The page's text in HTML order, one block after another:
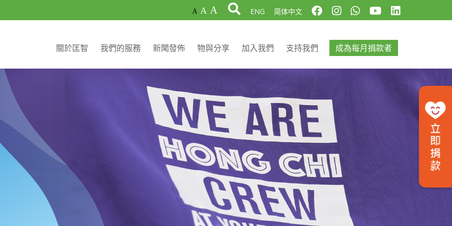
A A A ENG 简体中文
關於匡智 我們的服務 新聞發佈 物與分享 加入我們 支持我們 成為每月捐款者